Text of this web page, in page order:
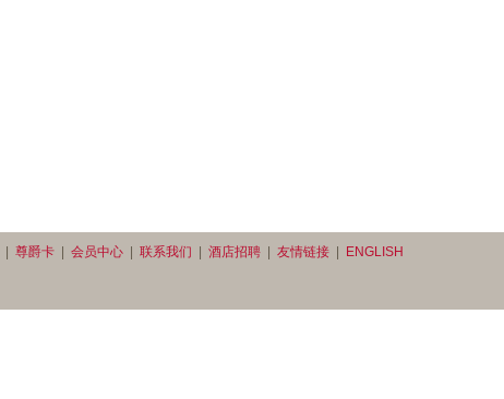
尊爵卡 会员中心 联系我们 酒店招聘 友情链接 ENGLISH